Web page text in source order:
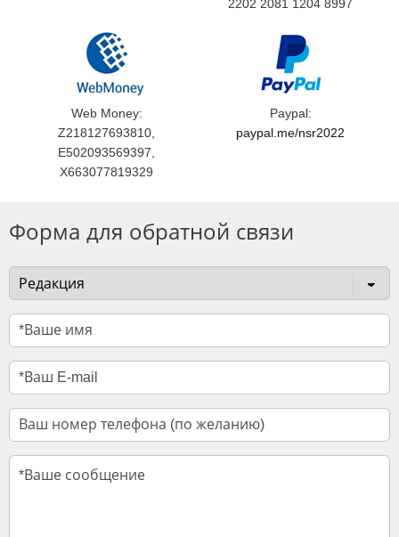
2202 2081 1204 8997
Web Money:
Z218127693810,
E502093569397,
X663077819329
Paypal:
paypal.me/nsr2022
Форма для обратной связи